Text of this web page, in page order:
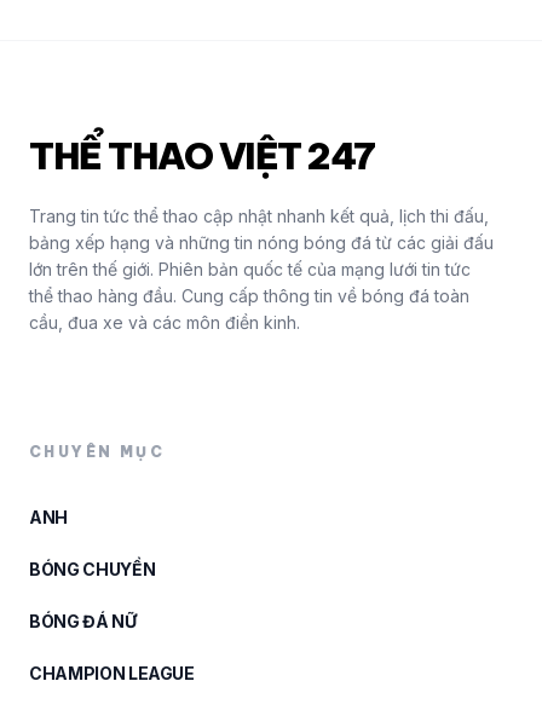
THỂ THAO VIỆT 247
Trang tin tức thể thao cập nhật nhanh kết quả, lịch thi đấu,
bảng xếp hạng và những tin nóng bóng đá từ các giải đấu
lớn trên thế giới. Phiên bản quốc tế của mạng lưới tin tức
thể thao hàng đầu. Cung cấp thông tin về bóng đá toàn
cầu, đua xe và các môn điền kinh.
CHUYÊN MỤC
ANH
BÓNG CHUYỀN
BÓNG ĐÁ NỮ
CHAMPION LEAGUE